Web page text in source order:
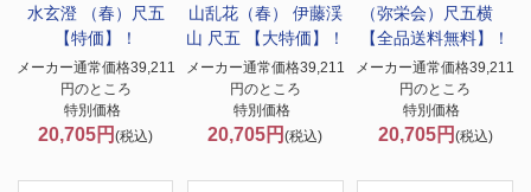
水玄澄 （春）尺五
【特価】！
メーカー通常価格39,211
円のところ
特別価格
20,705円(税込)
山乱花（春） 伊藤渓
山 尺五 【大特価】！
メーカー通常価格39,211
円のところ
特別価格
20,705円(税込)
（弥栄会）尺五横
【全品送料無料】！
メーカー通常価格39,211
円のところ
特別価格
20,705円 (税込)